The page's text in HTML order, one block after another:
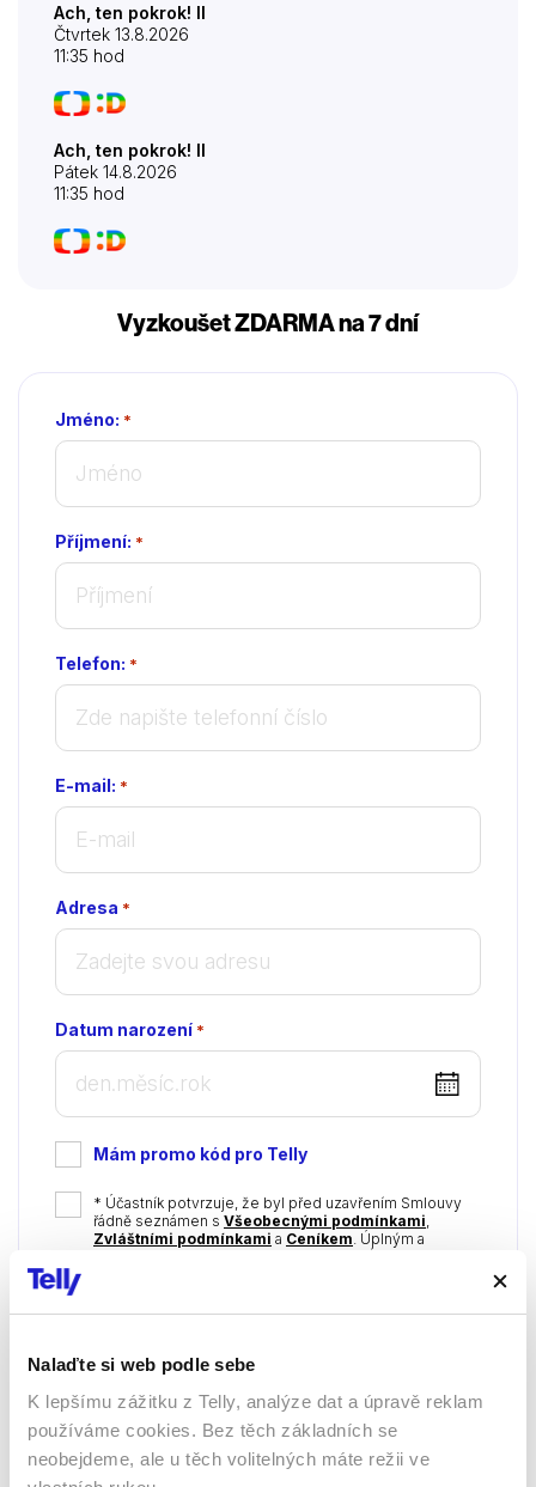
Nalaďte si web podle sebe
K lepšímu zážitku z Telly, analýze dat a úpravě reklam
používáme cookies. Bez těch základních se
neobejdeme, ale u těch volitelných máte režii ve
Ach, ten pokrok! II
Čtvrtek 13.8.2026
11:35 hod
Ach, ten pokrok! II
Pátek 14.8.2026
11:35 hod
Vyzkoušet ZDARMA na 7 dní
Jméno: *
Příjmení: *
Telefon: *
E-mail: *
Adresa *
Datum narození *
DD
dot
MM
dot
YYYY
Mám promo kód pro Telly
* Účastník potvrzuje, že byl před uzavřením Smlouvy
řádně seznámen s Všeobecnými podmínkami,
Zvláštními podmínkami a Ceníkem. Úplným a
dokumentech, a to zejména k hrazení Odměny.
Nabízíme Vám i možnost nezávazně od nás
získávat tyto informace:
Souhlasím se sdělováním informací o důležitých
změnách, výhodných produktech a službách Telly.
Souhlasím se sdělováním informací o důležitých
změnách, výhodných produktech a službách členů